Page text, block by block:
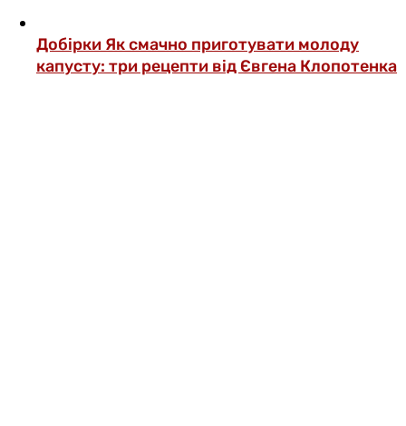
Добірки Як смачно приготувати молоду
капусту: три рецепти від Євгена Клопотенка